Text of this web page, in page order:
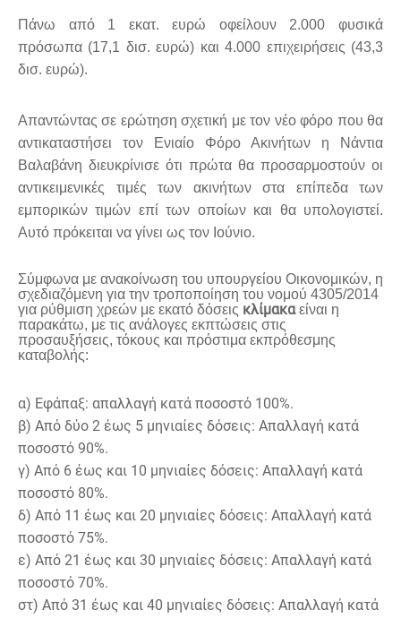
Πάνω από 1 εκατ. ευρώ οφείλουν 2.000 φυσικά
πρόσωπα (17,1 δισ. ευρώ) και 4.000 επιχειρήσεις (43,3
δισ. ευρώ).
Απαντώντας σε ερώτηση σχετική με τον νέο φόρο που θα
αντικαταστήσει τον Ενιαίο Φόρο Ακινήτων η Νάντια
Βαλαβάνη διευκρίνισε ότι πρώτα θα προσαρμοστούν οι
αντικειμενικές τιμές των ακινήτων στα επίπεδα των
εμπορικών τιμών επί των οποίων και θα υπολογιστεί.
Αυτό πρόκειται να γίνει ως τον Ιούνιο.
Σύμφωνα με ανακοίνωση του υπουργείου Οικονομικών, η
σχεδιαζόμενη για την τροποποίηση του νομού 4305/2014
για ρύθμιση χρεών με εκατό δόσεις κλίμακαείναι η
παρακάτω, με τις ανάλογες εκπτώσεις στις
προσαυξήσεις, τόκους και πρόστιμα εκπρόθεσμης
καταβολής:
α) Εφάπαξ: απαλλαγή κατά ποσοστό 100%.
β) Από δύο 2 έως 5 μηνιαίες δόσεις: Απαλλαγή κατά
ποσοστό 90%.
γ) Από 6 έως και 10 μηνιαίες δόσεις: Απαλλαγή κατά
ποσοστό 80%.
δ) Από 11 έως και 20 μηνιαίες δόσεις: Απαλλαγή κατά
ποσοστό 75%.
ε) Από 21 έως και 30 μηνιαίες δόσεις: Απαλλαγή κατά
ποσοστό 70%.
στ) Από 31 έως και 40 μηνιαίες δόσεις: Απαλλαγή κατά